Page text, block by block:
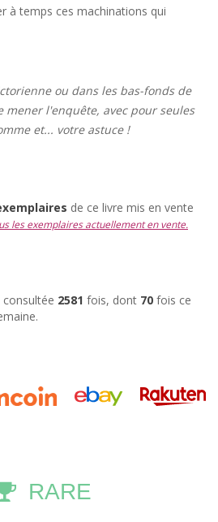
à temps ces machinations qui
ou dans les bas-fonds de
mener l'enquête, avec pour seules
et... votre astuce !
de ce livre mis en vente
les exemplaires actuellement en vente.
2581 fois, dont 70 fois ce
RARE